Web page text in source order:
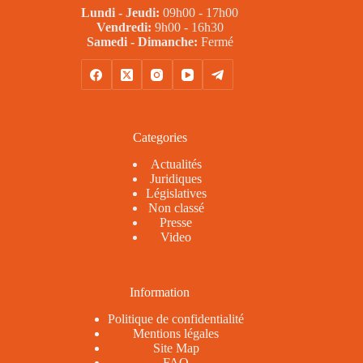
Lundi - Jeudi: 09h00 - 17h00
Vendredi: 9h00 - 16h30
Samedi - Dimanche: Fermé
Categories
Actualités
Juridiques
Législatives
Non classé
Presse
Video
Information
Politique de confidentialité
Mentions légales
Site Map